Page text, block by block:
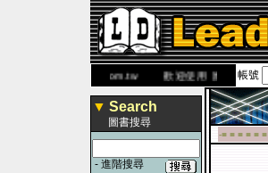
www.leaderbook.com.tw歡迎使用 國民旅遊卡！！
帳號
▼ Search
圖書搜尋
- 進階搜尋
-■ ■ ■ ■ ■ ■